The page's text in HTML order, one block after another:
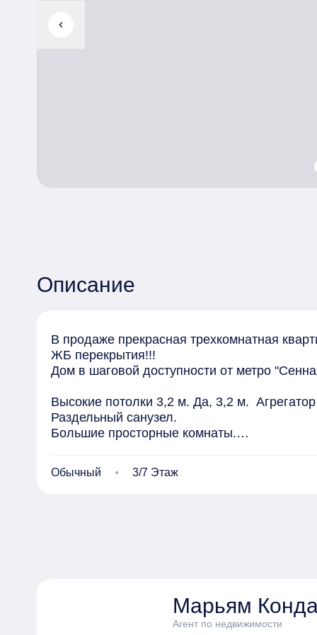
chevron_left
Описание
В продаже прекрасная трехкомнатная
ЖБ перекрытия!!!
Дом в шаговой доступности от метро
Высокие потолки 3,2 м. Да, 3,2 м.
Раздельный санузел.
Большие просторные комнаты.
Вход в парадную с удицы.
Дом в хорошем состоянии, оборудован
Просмотр по договоренности.
Квартира продается без техники и
Обычный 3/7 Этаж
Марьям
Агент по недвижимости